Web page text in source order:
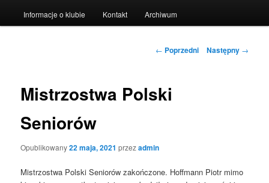
Informacje o klubie Kontakt Archiwum
Nawigacja
← Poprzedni Następny →
Mistrzostwa Polski
Seniorów
Opublikowany22 maja, 2021 przezadmin
Mistrzostwa Polski Seniorów zakończone. Hoffmann Piotr mimo